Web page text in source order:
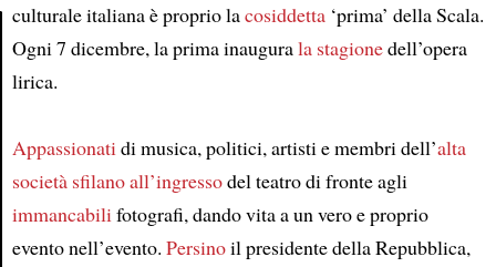
Article
culturale italiana è proprio lacosiddetta‘prima’ della Scala.
Ogni 7 dicembre, la prima inaugurala stagionedell’opera
lirica.
Appassionatidi musica, politici, artisti e membri dell’alta
società sfilano all’ingressodel teatro di fronte agli
immancabilifotografi, dando vita a un vero e proprio
evento nell’evento. Persinoil presidente della Repubblica,